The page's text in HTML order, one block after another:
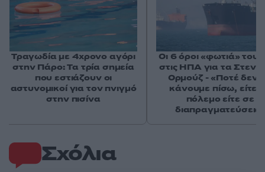
Σχόλια
Τραγωδία με 4χρονο αγόρι
στην Πάρο: Τα τρία σημεία
που εστιάζουν οι
αστυνομικοί για τον πνιγμό
στην πισίνα
Οι 6 όροι «φωτιά» του
στις ΗΠΑ για τα Στενά
Ορμούζ - «Ποτέ δεν
κάνουμε πίσω, είτε
πόλεμο είτε σε
διαπραγματεύσεις»